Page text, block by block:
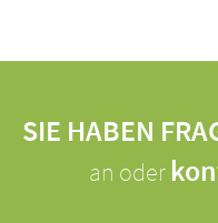
SIE HABEN
an oder